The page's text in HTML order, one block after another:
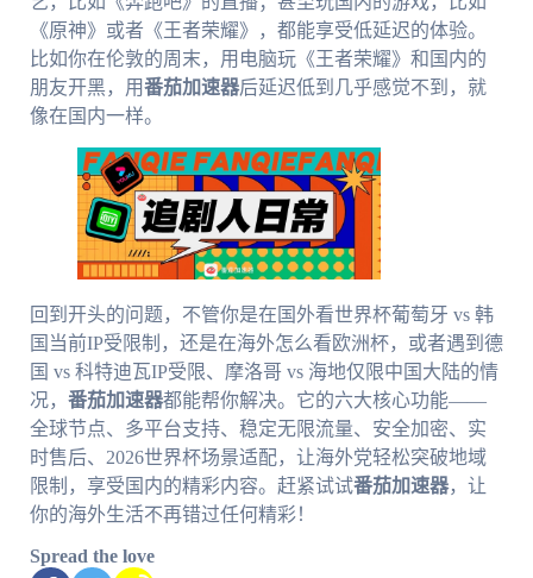
《原神》或者《王者荣耀》，都能享受低延迟的体验。
比如你在伦敦的周末，用电脑玩《王者荣耀》和国内的
朋友开黑，用番茄加速器后延迟低到几乎感觉不到，就
像在国内一样。
回到开头的问题，不管你是在国外看世界杯葡萄牙 vs 韩
国当前IP受限制，还是在海外怎么看欧洲杯，或者遇到德
国 vs 科特迪瓦IP受限、摩洛哥 vs 海地仅限中国大陆的情
况， 番茄加速器都能帮你解决。它的六大核心功能——
全球节点、多平台支持、稳定无限流量、安全加密、实
时售后、2026世界杯场景适配，让海外党轻松突破地域
限制，享受国内的精彩内容。赶紧试试番茄加速器，让
你的海外生活不再错过任何精彩！
Spread the love